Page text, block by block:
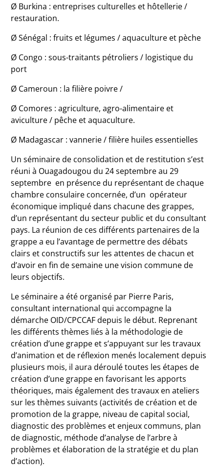
Ø Burkina : entreprises culturelles et hôtellerie /
restauration.
Ø Sénégal : fruits et légumes / aquaculture et pèche
Ø Congo : sous-traitants pétroliers / logistique du
port
Ø Cameroun : la filière poivre /
Ø Comores : agriculture, agro-alimentaire et
aviculture / pêche et aquaculture.
Ø Madagascar : vannerie / filière huiles essentielles
Un séminaire de consolidation et de restitution s’est
réuni à Ouagadougou du 24 septembre au 29
septembre en présence du représentant de chaque
chambre consulaire concernée, d’un opérateur
économique impliqué dans chacune des grappes,
d’un représentant du secteur public et du consultant
pays. La réunion de ces différents partenaires de la
grappe a eu l’avantage de permettre des débats
clairs et constructifs sur les attentes de chacun et
d’avoir en fin de semaine une vision commune de
leurs objectifs.
Le séminaire a été organisé par Pierre Paris,
consultant international qui accompagne la
démarche OID/CPCCAF depuis le début. Reprenant
les différents thèmes liés à la méthodologie de
création d’une grappe et s’appuyant sur les travaux
d’animation et de réflexion menés localement depuis
plusieurs mois, il aura déroulé toutes les étapes de
création d’une grappe en favorisant les apports
théoriques, mais également des travaux en ateliers
sur les thèmes suivants (activités de création et de
promotion de la grappe, niveau de capital social,
diagnostic des problèmes et enjeux communs, plan
de diagnostic, méthode d’analyse de l’arbre à
problèmes et élaboration de la stratégie et du plan
d’action).